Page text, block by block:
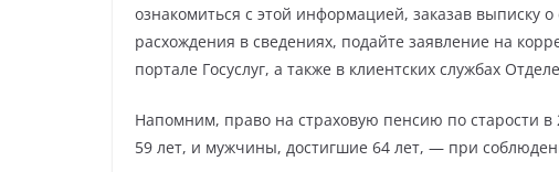
ознакомиться с этой информацией, заказав выписку
расхождения в сведениях, подайте заявление на
портале Госуслуг, а также в клиентских службах
Напомним, право на страховую пенсию по старости
59 лет, и мужчины, достигшие 64 лет, — при